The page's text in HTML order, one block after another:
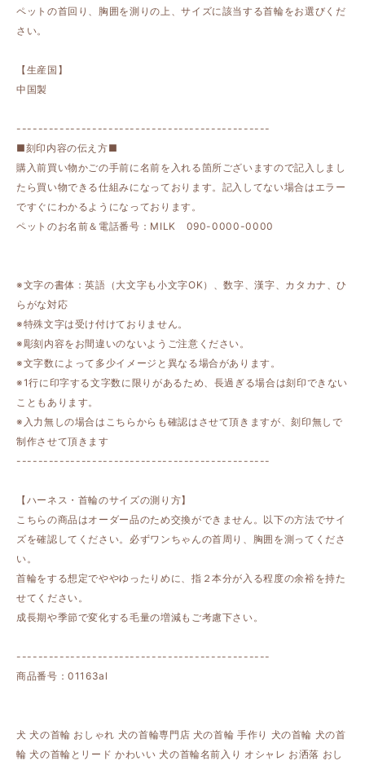
ペットの首回り、胸囲を測りの上、サイズに該当する首輪をお選びくだ
さい。
【生産国】
中国製
-----------------------------------------------
■刻印内容の伝え方■
購入前買い物かごの手前に名前を入れる箇所ございますので記入しまし
たら買い物できる仕組みになっております。記入してない場合はエラー
ですぐにわかるようになっております。
ペットのお名前＆電話番号：MILK 090-0000-0000
※文字の書体：英語（大文字も小文字OK）、数字、漢字、カタカナ、ひ
らがな対応
※特殊文字は受け付けておりません。
※彫刻内容をお間違いのないようご注意ください。
※文字数によって多少イメージと異なる場合があります。
※1行に印字する文字数に限りがあるため、長過ぎる場合は刻印できない
こともあります。
※入力無しの場合はこちらからも確認はさせて頂きますが、刻印無しで
制作させて頂きます
-----------------------------------------------
【ハーネス・首輪のサイズの測り方】
こちらの商品はオーダー品のため交換ができません。以下の方法でサイ
ズを確認してください。必ずワンちゃんの首周り、胸囲を測ってくださ
い。
首輪をする想定でややゆったりめに、指２本分が入る程度の余裕を持た
せてください。
成長期や季節で変化する毛量の増減もご考慮下さい。
-----------------------------------------------
商品番号：01163al
犬 犬の首輪 おしゃれ 犬の首輪専門店 犬の首輪 手作り 犬の首輪 犬の首
輪 犬の首輪とリード かわいい 犬の首輪名前入り オシャレ お洒落 おし